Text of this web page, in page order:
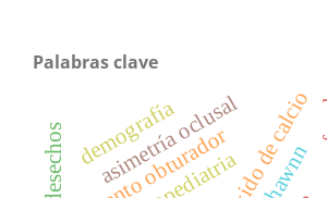
Palabras clave
asimetría oclusal
demografía